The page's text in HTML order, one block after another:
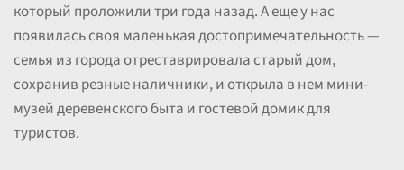
который проложили три года назад. А еще у нас
появилась своя маленькая достопримечательность —
семья из города отреставрировала старый дом,
сохранив резные наличники, и открыла в нем мини-
музей деревенского быта и гостевой домик для
туристов.